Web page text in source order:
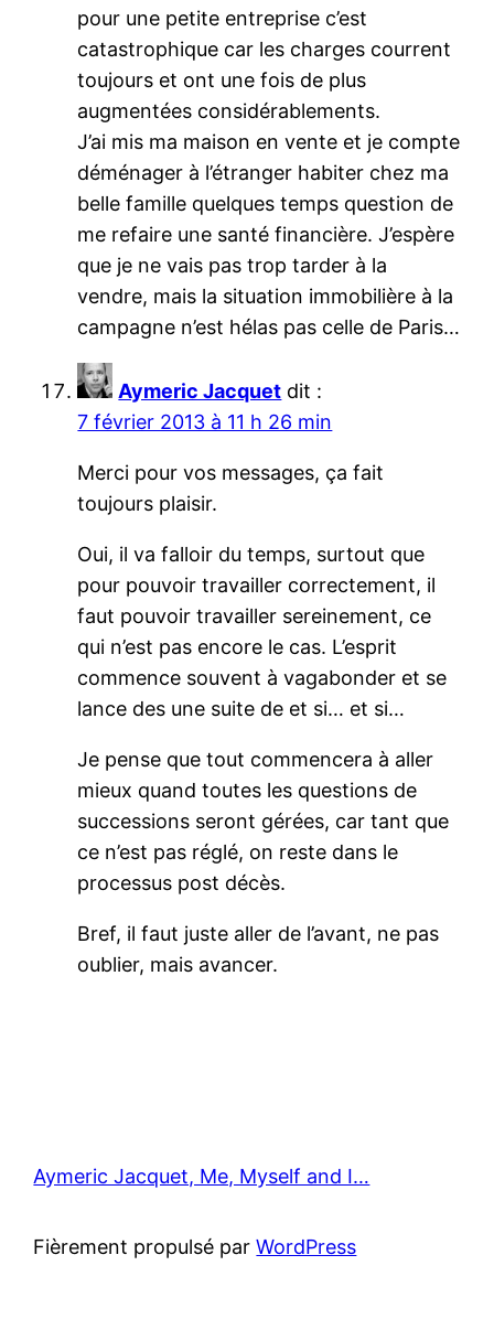
pour une petite entreprise c’est
catastrophique car les charges courrent
toujours et ont une fois de plus
augmentées considérablements.
J’ai mis ma maison en vente et je compte
déménager à l’étranger habiter chez ma
belle famille quelques temps question de
me refaire une santé financière. J’espère
que je ne vais pas trop tarder à la
vendre, mais la situation immobilière à la
campagne n’est hélas pas celle de Paris…
Aymeric Jacquet dit :
7 février 2013 à 11 h 26 min
Merci pour vos messages, ça fait
toujours plaisir.
Oui, il va falloir du temps, surtout que
pour pouvoir travailler correctement, il
faut pouvoir travailler sereinement, ce
qui n’est pas encore le cas. L’esprit
commence souvent à vagabonder et se
lance des une suite de et si… et si…
Je pense que tout commencera à aller
mieux quand toutes les questions de
successions seront gérées, car tant que
ce n’est pas réglé, on reste dans le
processus post décès.
Bref, il faut juste aller de l’avant, ne pas
oublier, mais avancer.
Aymeric Jacquet, Me, Myself and I…
Fièrement propulsé parWordPress